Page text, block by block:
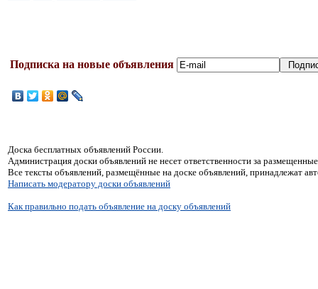
Подписка на новые объявления
Доска бесплатных объявлений России.
Администрация доски объявлений не несет ответственности за
Все тексты объявлений, размещённые на доске объявлений, принадлежат
Написать модератору доски объявлений
Как правильно подать объявление на доску объявлений